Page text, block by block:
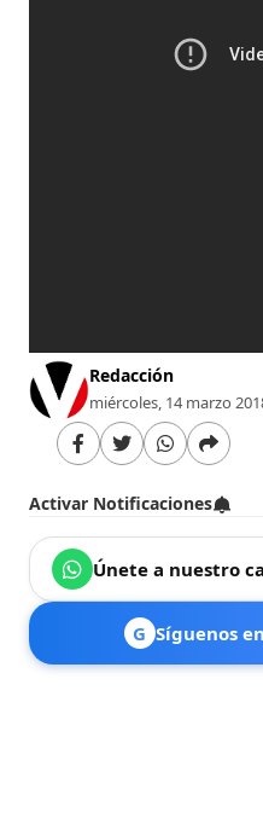
Redacción
miércoles, 14 marzo
Activar Notificaciones
Únete a nuestro
G Síguenos